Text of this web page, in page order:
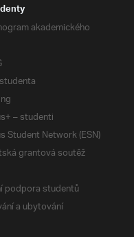
akademického
– studenti
Student Network (ESN)
grantová soutěž
podpora studentů
a ubytování